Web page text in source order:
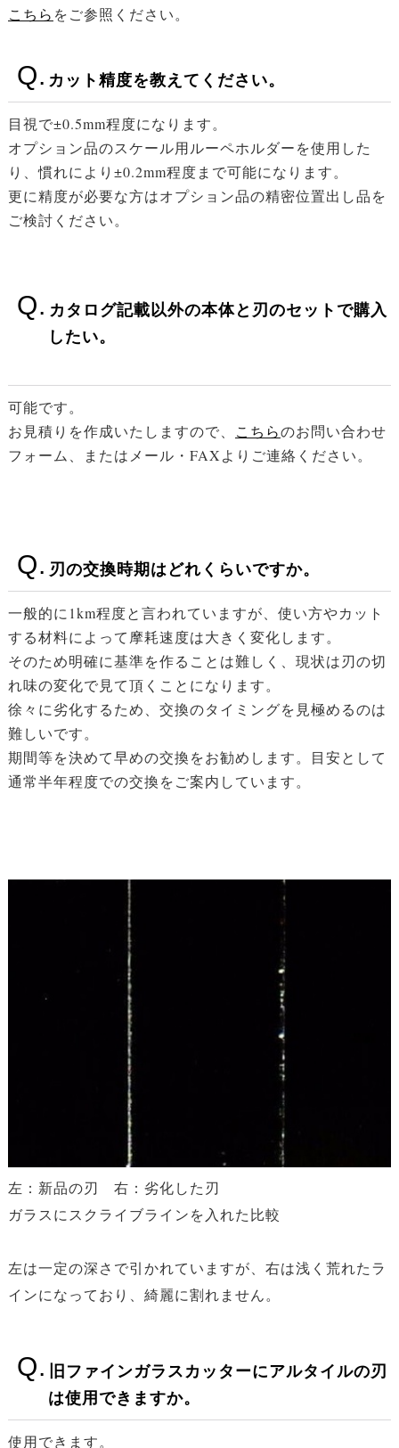
こちら をご参照ください。
カット精度を教えてください。
目視で±0.5mm程度になります。
オプション品のスケール用ルーペホルダーを使用した
り、慣れにより±0.2mm程度まで可能になります。
更に精度が必要な方はオプション品の精密位置出し品を
ご検討ください。
カタログ記載以外の本体と刃のセットで購入
したい。
可能です。
お見積りを作成いたしますので、 こちらのお問い合わせ
フォーム、またはメール・FAXよりご連絡ください。
刃の交換時期はどれくらいですか。
一般的に1km程度と言われていますが、使い方やカット
する材料によって摩耗速度は大きく変化します。
そのため明確に基準を作ることは難しく、現状は刃の切
れ味の変化で見て頂くことになります。
徐々に劣化するため、交換のタイミングを見極めるのは
難しいです。
期間等を決めて早めの交換をお勧めします。目安として
通常半年程度での交換をご案内しています。
左：新品の刃 右：劣化した刃
ガラスにスクライブラインを入れた比較
左は一定の深さで引かれていますが、右は浅く荒れたラ
インになっており、綺麗に割れません。
旧ファインガラスカッターにアルタイルの刃
は使用できますか。
使用できます。